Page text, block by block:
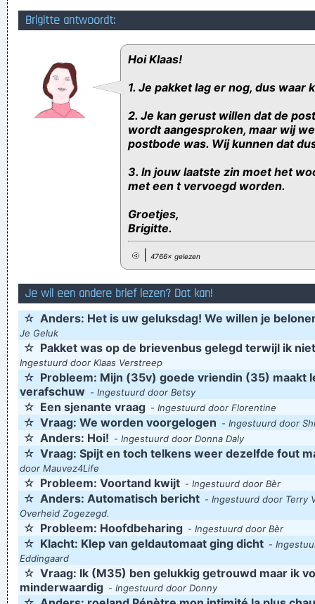
Brigitte antwoordt:
Hoi Klaas!
1. Je pakket lag er nog, dus waar
2. Je kan gerust willen dat de
wordt aangesproken, maar wij
postbode was. Wij kunnen dat
3. In jouw laatste zin moet het
met een t vervoegd worden.
Groetjes,
Brigitte.
4766× gelezen
Je wil een andere brief lezen? Dat kan!
☆ Anders: Het is uw geluksdag! We willen je
Je Geluk
☆ Pakket was op de brievenbus gelegd terwijl ik
Ingestuurd door Klaas Verstreep
☆ Probleem: Mijn (35v) goede vriendin (35) maakt
verafschuw - Ingestuurd door Betsy
☆ Een sjenante vraag - Ingestuurd door Florentine
☆ Vraag: We worden voorgelogen - Ingestuurd door
☆ Anders: Hoi! - Ingestuurd door Donna Daly
☆ Vraag: Spijt en toch telkens weer dezelfde fout
door Mauvez4Life
☆ Probleem: Voortand kwijt - Ingestuurd door Bèr
☆ Anders: Automatisch bericht - Ingestuurd door Terry
Overheid Zogezegd.
☆ Probleem: Hoofdbeharing - Ingestuurd door Bèr
☆ Klacht: Klep van geldautomaat ging dicht -
Eddingaard
☆ Vraag: Ik (M35) ben gelukkig getrouwd maar ik
minderwaardig - Ingestuurd door Donny